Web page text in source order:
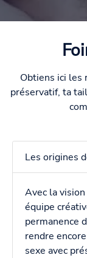
Obtiens ici les
préservatif, ta
Les origines
Avec la
équipe
permanence
rendre
sexe avec